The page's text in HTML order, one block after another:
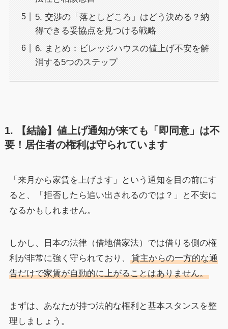
5. 交渉の「落としどころ」はどう決める？納
得できる妥協点を見つける戦略
6. まとめ：ビレッジハウスの値上げ不安を解
消する5つのステップ
1. 【結論】値上げ通知が来ても「即同意」は不
要！居住者の権利は守られています
「来月から家賃を上げます」という通知を目の前にす
ると、「拒否したら追い出されるのでは？」と不安に
なるかもしれません。
しかし、日本の法律（借地借家法）では借りる側の権
利が非常に強く守られており、
貸主からの一方的な通
告だけで家賃が自動的に上がることはありません。
まずは、あなたが持つ法的な権利と基本スタンスを整
理しましょう。